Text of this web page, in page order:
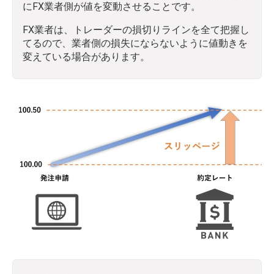
にFX業者側が値を変動させることです。
FX業者は、トレーダーの損切りラインを全て把握し
てるので、業者側の損失にならないように値動きを
変えている場合があります。